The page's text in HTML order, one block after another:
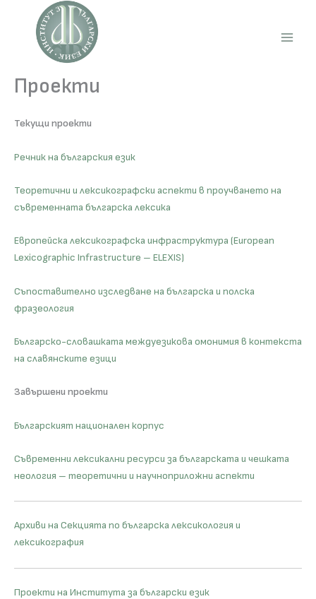
content
Проекти
Текущи проекти
Речник на българския език
Теоретични и лексикографски аспекти в проучването на
съвременната българска лексика
Европейска лексикографска инфраструктура (European
Lexicographic Infrastructure – ELEXIS)
Съпоставително изследване на българска и полска
фразеология
Българско-словашката междуезикова омонимия в контекста
на славянските езици
Завършени проекти
Българският национален корпус
Съвременни лексикални ресурси за българската и чешката
неология – теоретични и научноприложни аспекти
Архиви на Секцията по българска лексикология и
лексикография
Проекти на Института за български език